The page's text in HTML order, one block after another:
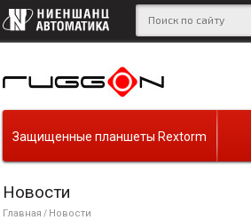
Защищенные планшеты Rextorm
Новости
Главная / Новости